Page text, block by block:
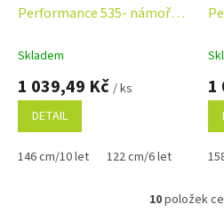
Performance 535- námořní
Skladem
1 039,49 Kč / ks
DETAIL
146 cm/10 let 122 cm/6 let 134
1
O
10položek